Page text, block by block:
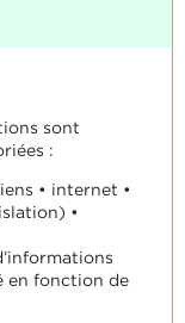
sont
:
• internet •
•
en fonction de